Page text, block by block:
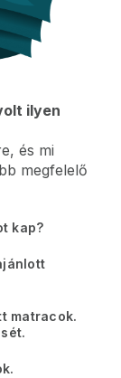
ilyen
és mi
megfelelő
kap?
matracok.